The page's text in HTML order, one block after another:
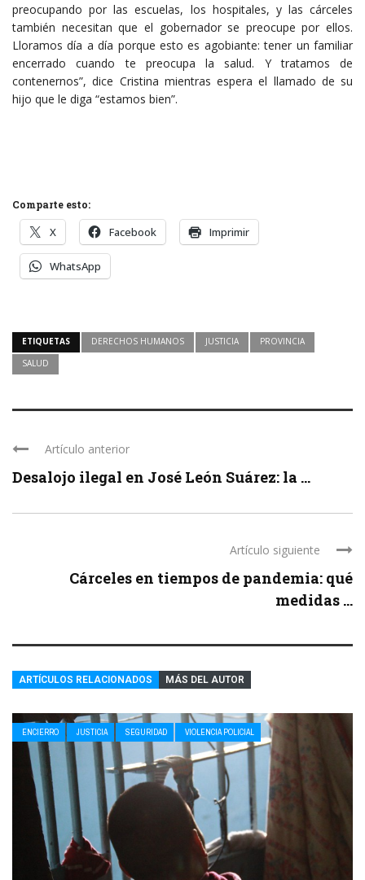
preocupando por las escuelas, los hospitales, y las cárceles
también necesitan que el gobernador se preocupe por ellos.
Lloramos día a día porque esto es agobiante: tener un familiar
encerrado cuando te preocupa la salud. Y tratamos de
contenernos”, dice Cristina mientras espera el llamado de su
hijo que le diga “estamos bien”.
Comparte esto:
X Facebook Imprimir
WhatsApp
ETIQUETAS DERECHOS HUMANOS JUSTICIA
PROVINCIA
SALUD
Artículo anterior
Desalojo ilegal en José León Suárez: la ...
Artículo siguiente
Cárceles en tiempos de pandemia: qué
medidas ...
ARTÍCULOS RELACIONADOS MÁS DEL AUTOR
ENCIERRO JUSTICIA SEGURIDAD VIOLENCIA POLICIAL